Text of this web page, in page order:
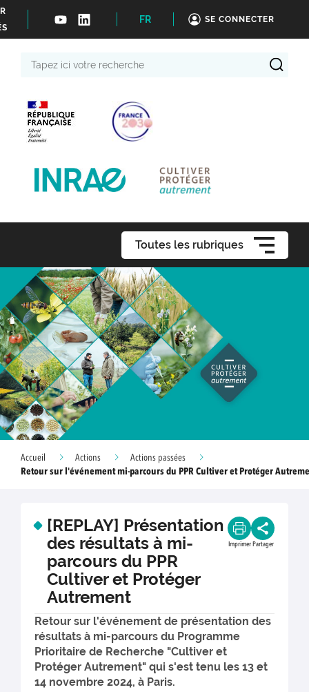
FR SE CONNECTER
recherche
Toutes les rubriques
Accueil Actions
Actions passées
Retour sur l'événement mi-parcours du PPR Cultiver et Protéger
[REPLAY] Présentation
des résultats à mi-
parcours du PPR
Cultiver et Protéger
Autrement
Imprimer Partager
Retour sur l'événement de présentation des
résultats à mi-parcours du Programme
Prioritaire de Recherche "Cultiver et
Protéger Autrement" qui s'est tenu les 13 et
14 novembre 2024, à Paris.